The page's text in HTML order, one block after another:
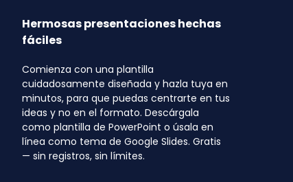
Hermosas presentaciones hechas
fáciles
Comienza con una plantilla
cuidadosamente diseñada y hazla tuya en
minutos, para que puedas centrarte en tus
ideas y no en el formato. Descárgala
como plantilla de PowerPoint o úsala en
línea como tema de Google Slides. Gratis
— sin registros, sin límites.